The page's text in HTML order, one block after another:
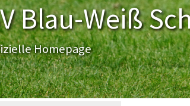
Blau-Weiß
Homepage